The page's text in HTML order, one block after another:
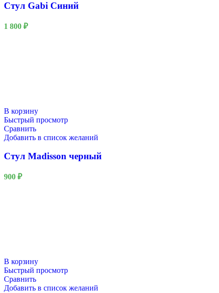
Стул Gabi Синий
1 800 ₽
В корзину
Быстрый просмотр
Сравнить
Добавить в список желаний
Стул Madisson черный
900 ₽
В корзину
Быстрый просмотр
Сравнить
Добавить в список желаний